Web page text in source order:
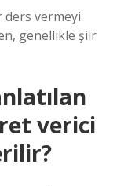
ders vermeyi
genellikle şiir
verici